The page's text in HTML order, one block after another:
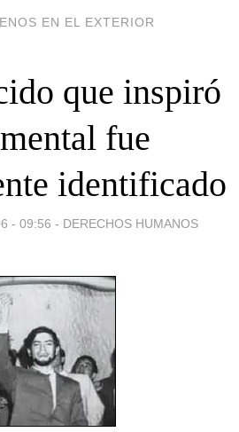
EN EL EXTERIOR
que inspiró
fue
identificado
- 09:56 - DERECHOS HUMANOS